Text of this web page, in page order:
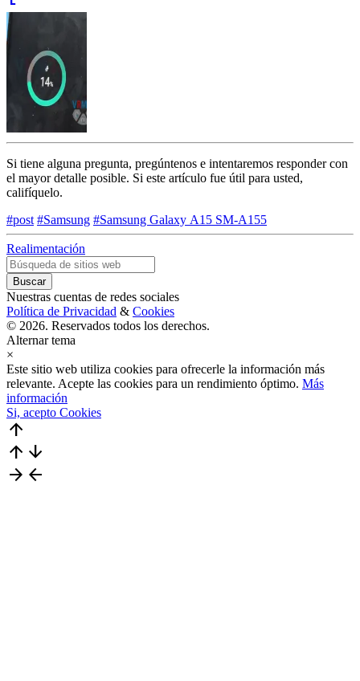
Si tiene alguna pregunta, pregúntenos e intentaremos responder con
el mayor detalle posible. Si este artículo fue útil para usted,
califíquelo.
#post #Samsung #Samsung Galaxy А15 SM-A155
Realimentación
Nuestras cuentas de redes sociales
Política de Privacidad & Cookies
© 2026. Reservados todos los derechos.
Alternar tema
×
Este sitio web utiliza cookies para ofrecerle la información más
relevante. Acepte las cookies para un rendimiento óptimo. Más
información
Si, acepto Cookies
arrow_upward
arrow_upward arrow_downward
arrow_forward arrow_back